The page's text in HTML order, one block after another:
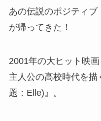
あの伝説のポジティ
が帰ってきた！
2001年の大ヒット映
主人公の高校時代を
題：Elle)』。